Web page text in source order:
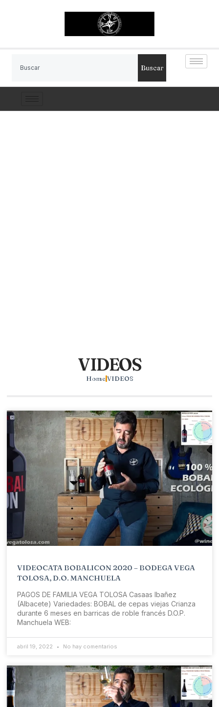
Buscar
VIDEOS
Home VIDEOS
VIDEOCATA BOBALICON 2020 – BODEGA VEGA
TOLOSA, D.O. MANCHUELA
PAGOS DE FAMILIA VEGA TOLOSA Casaas Ibañez
(Albacete) Variedades: BOBAL de cepas viejas Crianza
durante 6 meses en barricas de roble francés D.O.P.
Manchuela WEB:
abril 19, 2022 No hay comentarios